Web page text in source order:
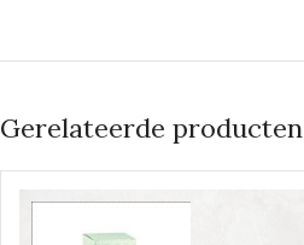
Gerelateerde producten